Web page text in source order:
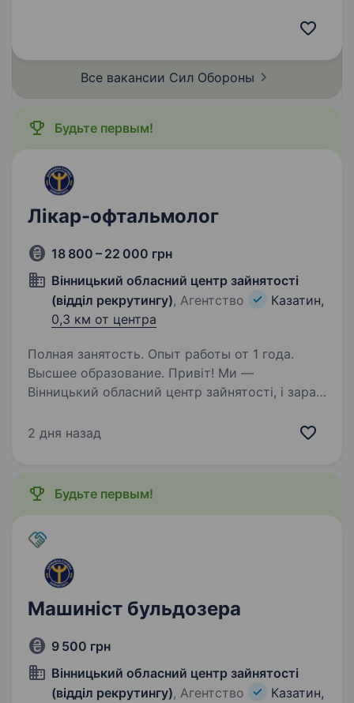
забезпечення зв’язку у складі механізованого
Все вакансии Сил Обороны
Будьте первым!
Лікар-офтальмолог
18 800 – 22 000 грн
Вінницький обласний центр зайнятості
(відділ рекрутингу), Агентство
Казатин,
0,3 км от центра
Полная занятость. Опыт работы от 1 года.
Высшее образование. Привіт! Ми —
Вінницький обласний центр зайнятості, і зараз
лікаря-офтальмолога у місті Козятин
допомагати…
2 дня назад
Будьте первым!
Машиніст бульдозера
9 500 грн
Вінницький обласний центр зайнятості
(відділ рекрутингу), Агентство
Казатин,